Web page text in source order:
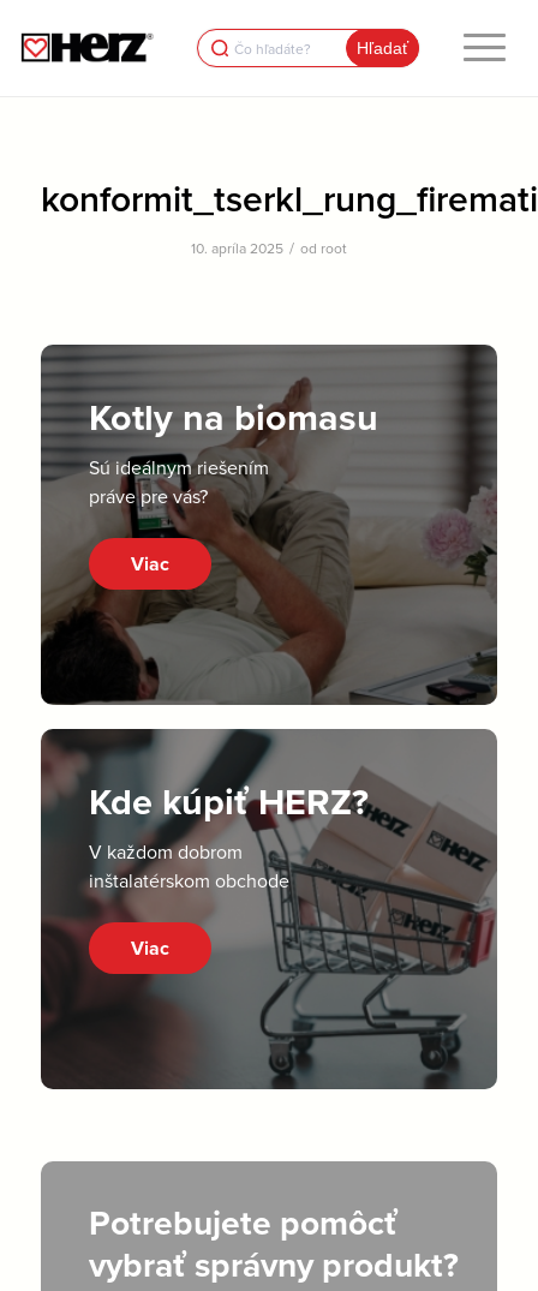
Search
for:
10. apríla 2025 / od root
Kotly na biomasu
Sú ideálnym riešením
práve pre vás?
Viac
Kde kúpiť HERZ?
V každom dobrom
inštalatérskom obchode
Viac
Potrebujete pomôcť
vybrať správny produkt?